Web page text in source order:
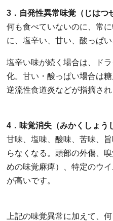
3．自発性異常味覚（じはつ
何も食べていないのに、常
に、塩辛い、甘い、酸っぱ
塩辛い味が続く場合は、ド
化。甘い・酸っぱい場合は
逆流性食道炎などが指摘さ
4．味覚消失（みかくしょう
甘味、塩味、酸味、苦味、
らなくなる。頭部の外傷、
めの味覚麻痺）、特定のウ
が高いです。
上記の味覚異常に加えて、